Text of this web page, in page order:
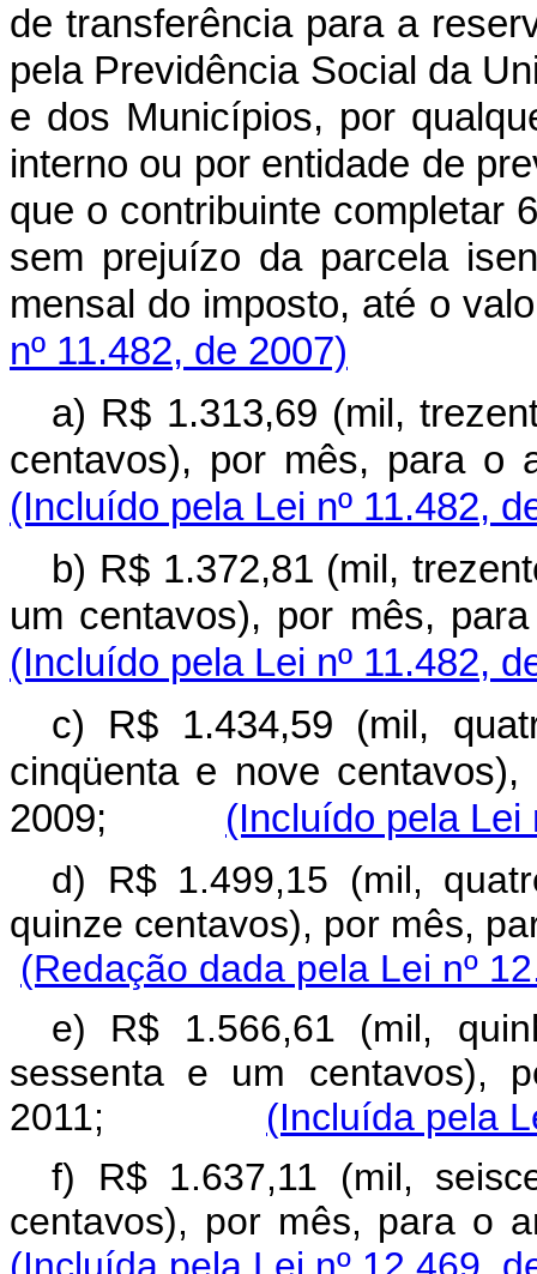
de transferência para a
pela Previdência Social da
e dos Municípios, por
interno ou por entidade de
que o contribuinte completar
sem prejuízo da parcela
mensal do imposto, até
nº 11.482, de 2007)
a) R$ 1.313,69 (mil,
centavos), por mês,
(Incluído pela Lei nº 11.482,
b) R$ 1.372,81 (mil,
um centavos), por mês,
(Incluído pela Lei nº 11.482,
c) R$ 1.434,59 (mil,
cinqüenta e nove
2009; (Incluído pela Lei
d) R$ 1.499,15 (mil,
quinze centavos), por
(Redação dada pela Lei nº
e) R$ 1.566,61 (mil,
sessenta e um centavos),
2011; (Incluída pela
f) R$ 1.637,11 (mil,
centavos), por mês,